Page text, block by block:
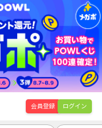
会員登録 ログイン